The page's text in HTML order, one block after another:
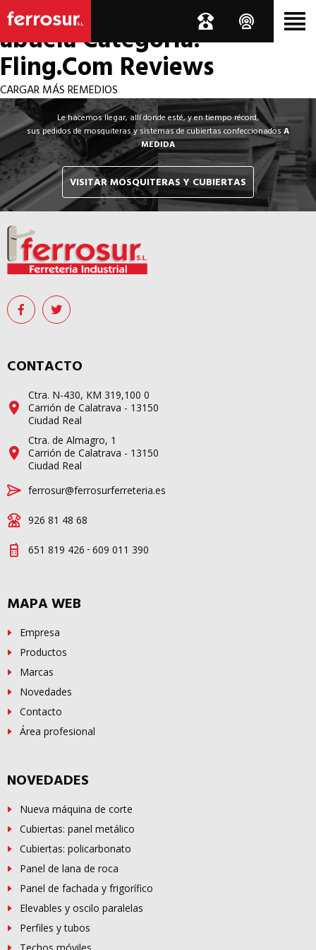
Los por si acaso de la
abuelaCategoría:
Fling.Com Reviews
CARGAR MÁS REMEDIOS
Le hacemos llegar, allí donde esté, y en tiempo récord,
sus pedidos de mosquiteras y sistemas de cubiertas confeccionadosA
MEDIDA
VISITAR MOSQUITERAS Y CUBIERTAS
CONTACTO
Ctra. N-430, KM 319,100 0
Carrión de Calatrava - 13150
Ciudad Real
Ctra. de Almagro, 1
Carrión de Calatrava - 13150
Ciudad Real
ferrosur@ferrosurferreteria.es
926 81 48 68
651 819 426 - 609 011 390
MAPA WEB
Empresa
Productos
Marcas
Novedades
Contacto
Área profesional
NOVEDADES
Nueva máquina de corte
Cubiertas: panel metálico
Cubiertas: policarbonato
Panel de lana de roca
Panel de fachada y frigorífico
Elevables y oscilo paralelas
Perfiles y tubos